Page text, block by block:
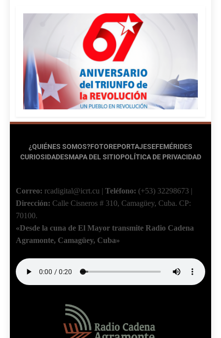
¿QUIÉNES SOMOS?FOTOREPORTAJESEFEMÉRIDES
CURIOSIDADESMAPA DEL SITIOPOLÍTICA DE PRIVACIDAD
Correo: rcadigital@icrt.cu | Teléfono: (+53) 32298673 |
Dirección: Calle Cisneros # 310, Camagüey, Cuba. CP:
70100.
«Desde la cuna de El Mayor transmite Radio Cadena
Agramonte, Camagüey, Cuba»